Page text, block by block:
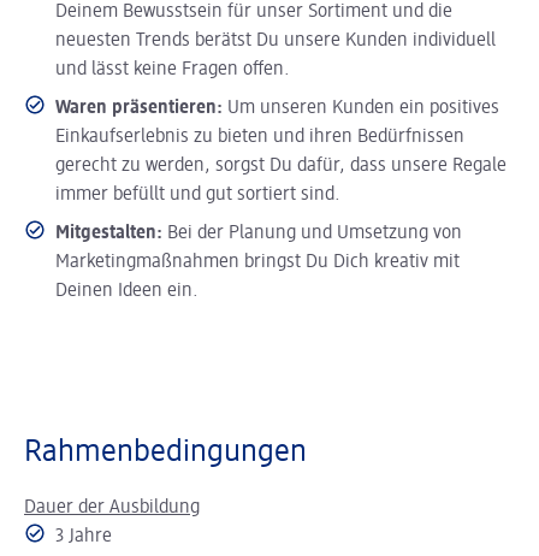
Deinem Bewusstsein für unser Sortiment und die
neuesten Trends berätst Du unsere Kunden individuell
und lässt keine Fragen offen.
Waren präsentieren: Um unseren Kunden ein positives
Einkaufserlebnis zu bieten und ihren Bedürfnissen
gerecht zu werden, sorgst Du dafür, dass unsere Regale
immer befüllt und gut sortiert sind.
Mitgestalten: Bei der Planung und Umsetzung von
Marketingmaßnahmen bringst Du Dich kreativ mit
Deinen Ideen ein.
Rahmenbedingungen
Dauer der Ausbildung
3 Jahre